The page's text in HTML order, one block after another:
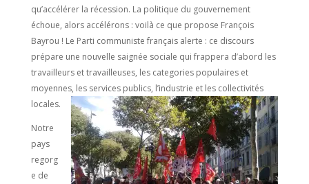
qu’accélérer la récession. La politique du gouvernement
échoue, alors accélérons : voilà ce que propose François
Bayrou ! Le Parti communiste français alerte : ce discours
prépare une nouvelle saignée sociale qui frappera d’abord les
travailleurs et travailleuses, les categories populaires et
moyennes, les services publics, l’industrie et les collectivités
locales.
Notre
pays
regorg
e de